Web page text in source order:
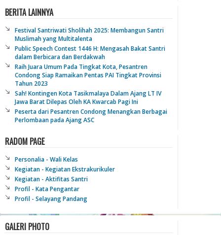
BERITA LAINNYA
Festival Santriwati Sholihah 2025: Membangun Santri
Muslimah yang Multitalenta
Public Speech Contest 1446 H: Mengasah Bakat Santri
dalam Berbicara dan Berdakwah
Raih Juara Umum Pada Tingkat Kota, Pesantren
Condong Siap Ramaikan Pentas PAI Tingkat Provinsi
Tahun 2023
Sah! Kontingen Kota Tasikmalaya Dalam Ajang LT IV
Jawa Barat Dilepas Oleh KA Kwarcab Pagi Ini
Peserta dari Pesantren Condong Menangkan Berbagai
Perlombaan pada Ajang ASC
RADOM PAGE
Personalia - Wali Kelas
Kegiatan - Kegiatan Ekstrakurikuler
Kegiatan - Aktifitas Santri
Profil - Kata Pengantar
Profil - Selayang Pandang
GALERI PHOTO